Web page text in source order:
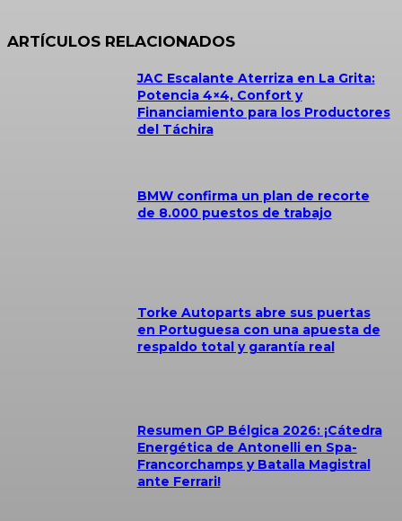
ARTÍCULOS RELACIONADOS
JAC Escalante Aterriza en La Grita:
Potencia 4×4, Confort y
Financiamiento para los Productores
del Táchira
BMW confirma un plan de recorte
de 8.000 puestos de trabajo
Torke Autoparts abre sus puertas
en Portuguesa con una apuesta de
respaldo total y garantía real
Resumen GP Bélgica 2026: ¡Cátedra
Energética de Antonelli en Spa-
Francorchamps y Batalla Magistral
ante Ferrari!